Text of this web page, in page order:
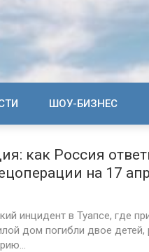
ШОУ-БИЗНЕС
как Россия
на 17
инцидент в Туапсе, где
дом погибли двое детей,